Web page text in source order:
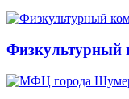
Физкультурный